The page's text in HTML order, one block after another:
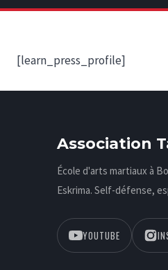
[learn_press_profile]
Association
École d'arts martiaux à
Eskrima. Self-défense,
YOUTUBE